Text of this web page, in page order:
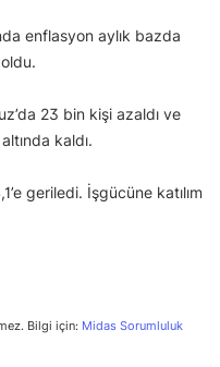
enflasyon aylık bazda
23 bin kişi azaldı ve
kaldı.
geriledi. İşgücüne katılım
Bilgi için: Midas Sorumluluk